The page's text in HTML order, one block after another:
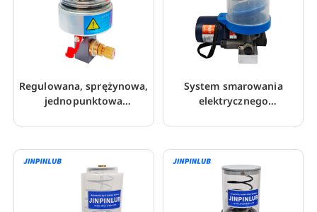
Regulowana, sprężynowa,
jednopunktowa
smarownica
System smarowania
elektrycznego
wkładu JHGS2